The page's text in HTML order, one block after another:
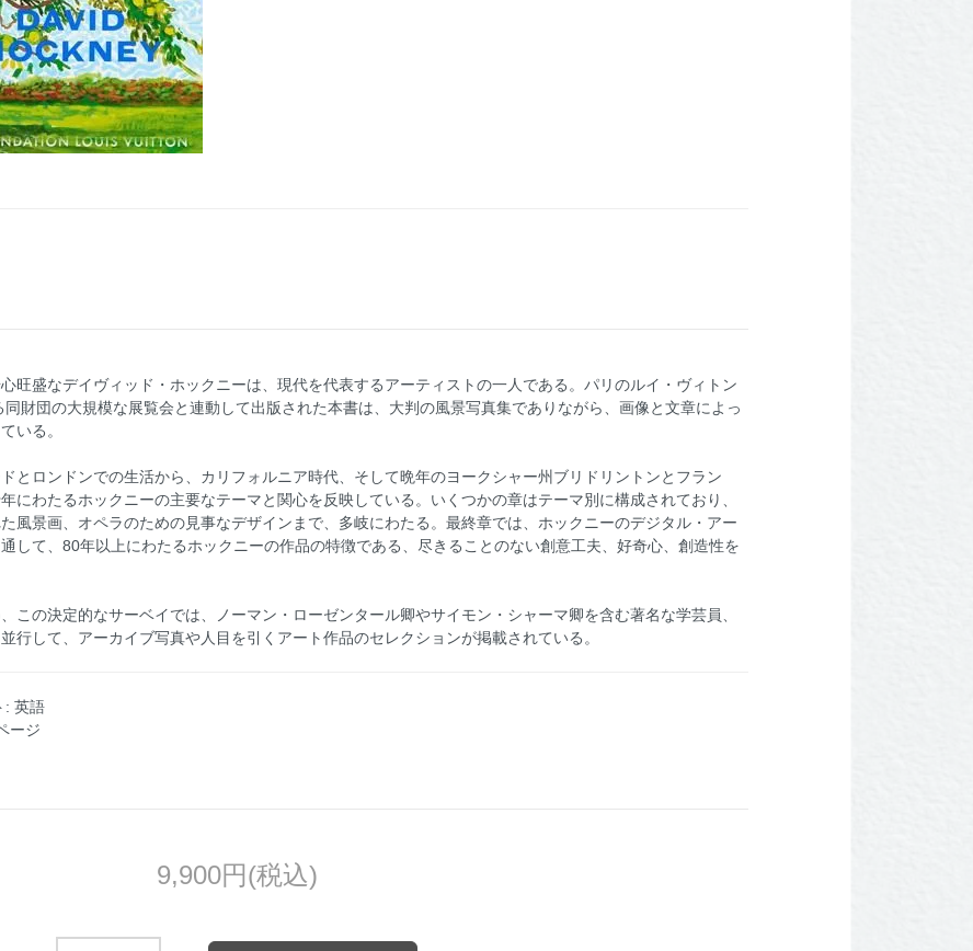
旺盛なデイヴィッド・ホックニーは、現代を代表するアーティストの一人である。パリのルイ・ヴィトン
財団の大規模な展覧会と連動して出版された本書は、大判の風景写真集でありながら、画像と文章によっ
いる。
とロンドンでの生活から、カリフォルニア時代、そして晩年のヨークシャー州ブリドリントンとフラン
にわたるホックニーの主要なテーマと関心を反映している。いくつかの章はテーマ別に構成されており、
風景画、オペラのための見事なデザインまで、多岐にわたる。最終章では、ホックニーのデジタル・アー
して、80年以上にわたるホックニーの作品の特徴である、尽きることのない創意工夫、好奇心、創造性を
この決定的なサーベイでは、ノーマン・ローゼンタール卿やサイモン・シャーマ卿を含む著名な学芸員、
行して、アーカイブ写真や人目を引くアート作品のセレクションが掲載されている。
: 英語
ージ
9,900円(税込)